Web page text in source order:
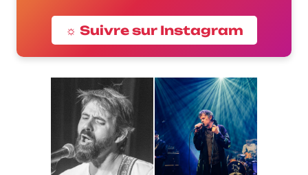
☼ Suivre sur Instagram